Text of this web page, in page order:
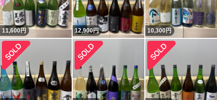
11,600円 12,900円 10,300円